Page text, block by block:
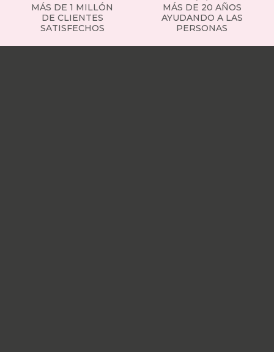
MÁS DE 1 MILLÓN
DE CLIENTES
SATISFECHOS
MÁS DE 20 AÑOS
AYUDANDO A LAS
PERSONAS